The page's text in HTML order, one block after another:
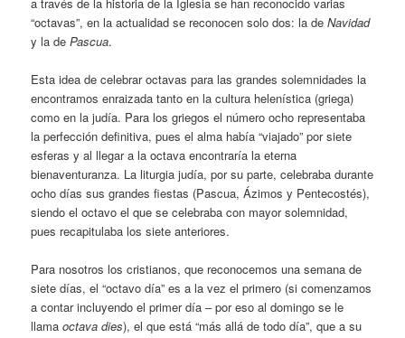
“octavas”, en la actualidad se reconocen solo dos: la deNavidad
y la dePascua.
Esta idea de celebrar octavas para las grandes solemnidades la
encontramos enraizada tanto en la cultura helenística (griega)
como en la judía. Para los griegos el número ocho representaba
la perfección definitiva, pues el alma había “viajado” por siete
esferas y al llegar a la octava encontraría la eterna
bienaventuranza. La liturgia judía, por su parte, celebraba durante
ocho días sus grandes fiestas (Pascua, Ázimos y Pentecostés),
siendo el octavo el que se celebraba con mayor solemnidad,
pues recapitulaba los siete anteriores.
Para nosotros los cristianos, que reconocemos una semana de
siete días, el “octavo día” es a la vez el primero (si comenzamos
a contar incluyendo el primer día – por eso al domingo se le
llamaoctava dies), el que está “más allá de todo día”, que a su